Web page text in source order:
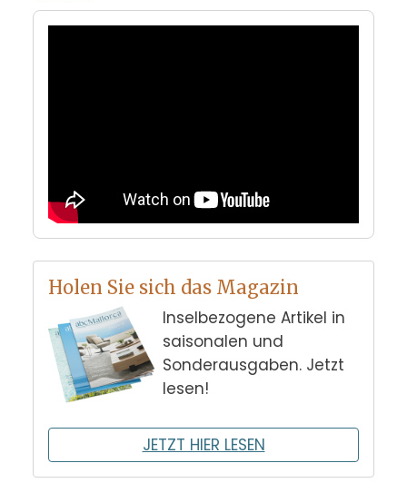
Holen Sie sich das Magazin
Inselbezogene Artikel in
saisonalen und
Sonderausgaben. Jetzt
lesen!
JETZT HIER LESEN